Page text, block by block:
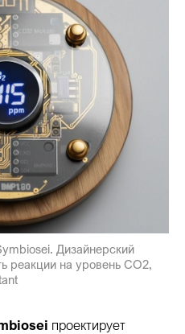
Дизайнерский
реакции на уровень CO2,
проектирует